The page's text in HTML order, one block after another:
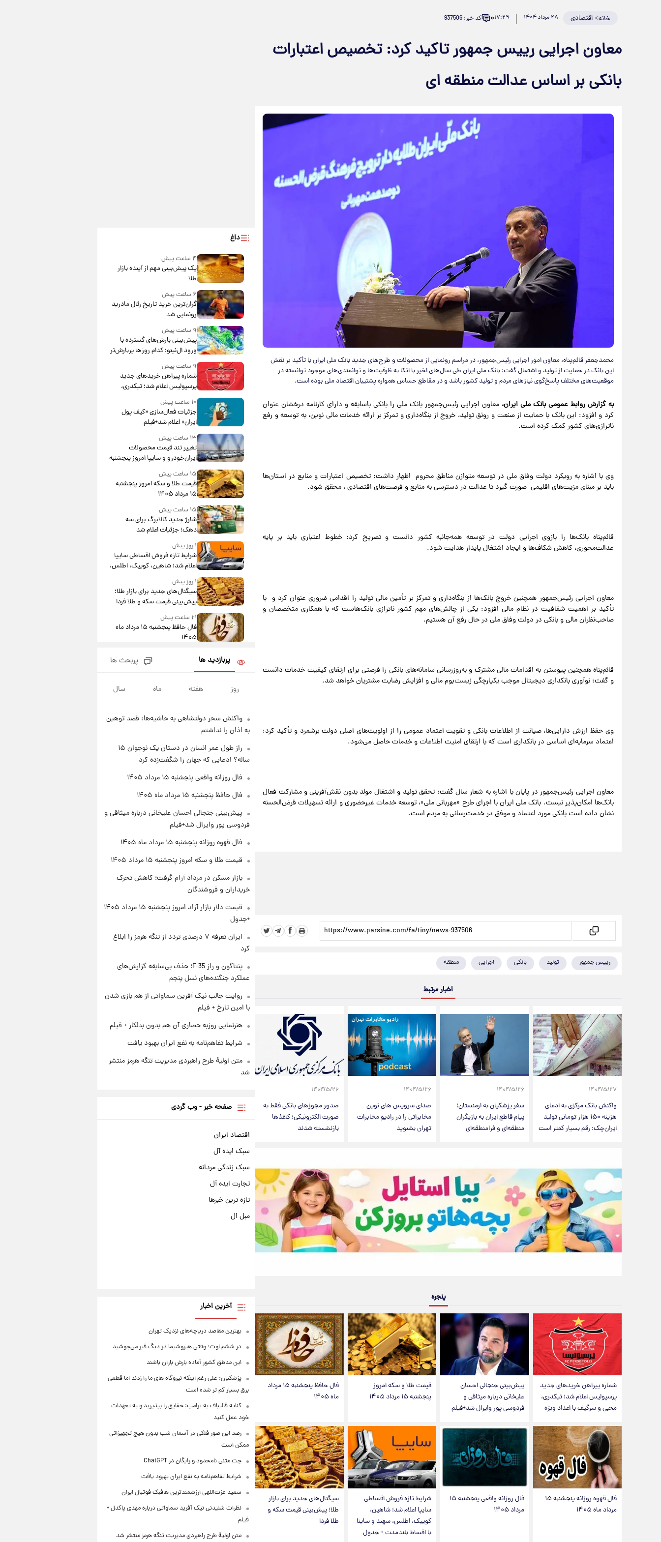
خانه>اقتصادی ۲۸ مرداد ۱۴۰۴ ۱۷:۲۹۰ کد خبر: 937506
معاون اجرایی رییس جمهور تاکید کرد: تخصیص اعتبارات
بانکی بر اساس عدالت منطقه ای
محمدجعفر قائم‌پناه، معاون امور اجرایی رئیس‌جمهور، در مراسم رونمایی از محصولات و طرح‌های جدید بانک ملی ایران با تأکید بر نقش
این بانک در حمایت از تولید و اشتغال گفت: بانک ملی ایران طی سال‌های اخیر با اتکا به ظرفیت‌ها و توانمندی‌های موجود توانسته در
موقعیت‌های مختلف پاسخ‌گوی نیازهای مردم و تولید کشور باشد و در مقاطع حساس همواره پشتیبان اقتصاد ملی بوده است.
به گزارش روابط عمومی بانک ملی ایران، معاون اجرایی رئیس‌جمهور بانک ملی را بانکی باسابقه و دارای کارنامه درخشان عنوان
کرد و افزود: این بانک با حمایت از صنعت و رونق تولید، خروج از بنگاه‌داری و تمرکز بر ارائه خدمات مالی نوین، به توسعه و رفع
ناترازی‌های کشور کمک کرده است.
وی با اشاره به رویکرد دولت وفاق ملی در توسعه متوازن مناطق محروم اظهار داشت: تخصیص اعتبارات و منابع در استان‌ها
باید بر مبنای مزیت‌های اقلیمی صورت گیرد تا عدالت در دسترسی به منابع و فرصت‌های اقتصادی ، محقق شود.
قائم‌پناه بانک‌ها را بازوی اجرایی دولت در توسعه همه‌جانبه کشور دانست و تصریح کرد: خطوط اعتباری باید بر پایه
عدالت‌محوری، کاهش شکاف‌ها و ایجاد اشتغال پایدار هدایت شود.
معاون اجرایی رئیس‌جمهور همچنین خروج بانک‌ها از بنگاه‌داری و تمرکز بر تأمین مالی تولید را اقدامی ضروری عنوان کرد و با
تأکید بر اهمیت شفافیت در نظام مالی افزود: یکی از چالش‌های مهم کشور ناترازی بانک‌هاست که با همکاری متخصصان و
صاحب‌نظران مالی و بانکی در دولت وفاق ملی در حال رفع آن هستیم.
قائم‌پناه همچنین پیوستن به اقدامات مالی مشترک و به‌روزرسانی سامانه‌های بانکی را فرصتی برای ارتقای کیفیت خدمات دانست
و گفت: نوآوری بانکداری دیجیتال موجب یکپارچگی زیست‌بوم مالی و افزایش رضایت مشتریان خواهد شد.
وی حفظ ارزش دارایی‌ها، صیانت از اطلاعات بانکی و تقویت اعتماد عمومی را از اولویت‌های اصلی دولت برشمرد و تأکید کرد:
اعتماد سرمایه‌ای اساسی در بانکداری است که با ارتقای امنیت اطلاعات و خدمات حاصل می‌شود.
معاون اجرایی رئیس‌جمهور در پایان با اشاره به شعار سال گفت: تحقق تولید و اشتغال مولد بدون نقش‌آفرینی و مشارکت فعال
بانک‌ها امکان‌پذیر نیست. بانک ملی ایران با اجرای طرح «مهربانی ملی»، توسعه خدمات غیرحضوری و ارائه تسهیلات قرض‌الحسنه
نشان داده است بانکی مورد اعتماد و موفق در خدمت‌رسانی به مردم است.
رییس جمهور تولید بانکی اجرایی منطقه
اخبار مرتبط
۱۴۰۴/۵/۲۷
واکنش بانک مرکزی به ادعای
هزینه ۱۵۰ هزار تومانی تولید
ایران‌چک: رقم بسیار کمتر است
۱۴۰۴/۵/۲۶
سفر پزشکیان به ارمنستان؛
پیام قاطع ایران به بازیگران
منطقه‌ای و فرامنطقه‌ای
۱۴۰۴/۵/۲۶
صدای سرویس های نوین
مخابراتی را در رادیو مخابرات
تهران بشنوید
۱۴۰۴/۵/۲۶
صدور مجوزهای بانکی فقط به
صورت الکترونیکی؛ کاغذها
بازنشسته شدند
پنجره
شماره پیراهن خریدهای جدید
پرسپولیس اعلام شد؛ تیکدری،
محبی و سرگیف با اعداد ویژه
پیش‌بینی جنجالی احسان
علیخانی درباره میثاقی و
فردوسی پور وایرال شد+فیلم
قیمت طلا و سکه امروز
پنجشنبه ۱۵ مرداد ۱۴۰۵
فال حافظ پنجشنبه ۱۵ مرداد
ماه ۱۴۰۵
فال قهوه روزانه پنجشنبه ۱۵
مرداد ماه ۱۴۰۵
فال روزانه واقعی پنجشنبه ۱۵
مرداد ۱۴۰۵
شرایط تازه فروش اقساطی
سایپا اعلام شد؛ شاهین،
کوییک، اطلس، سهند و ساینا
با اقساط بلندمدت + جدول
سیگنال‌های جدید برای بازار
طلا؛ پیش‌بینی قیمت سکه و
طلا فردا
داغ
۴ ساعت پیش
یک پیش‌بینی مهم از آینده بازار
طلا
۶ ساعت پیش
گران‌ترین خرید تاریخ رئال مادرید
رونمایی شد
۹ ساعت پیش
پیش‌بینی بارش‌های گسترده با
ورود ال‌نینو؛ کدام روزها پربارش‌تر
۹ ساعت پیش
شماره پیراهن خریدهای جدید
پرسپولیس اعلام شد؛ تیکدری،
محبی و سرگیف با اعداد ویژه
۱۰ ساعت پیش
جزئیات فعال‌سازی «کیف پول
ایران» اعلام شد+فیلم
۱۳ ساعت پیش
تغییر تند قیمت محصولات
ایران‌خودرو و سایپا امروز پنجشنبه
۱۵ مرداد ۱۴۰۵ +جدول
۱۵ ساعت پیش
قیمت طلا و سکه امروز پنجشنبه
۱۵ مرداد ۱۴۰۵
۱۵ ساعت پیش
شارژ جدید کالابرگ برای سه
دهک؛ جزئیات اعلام شد
۱ روز پیش
شرایط تازه فروش اقساطی سایپا
اعلام شد؛ شاهین، کوییک، اطلس،
سهند و ساینا با اقساط بلندمدت +
جدول۱ روز پیش
سیگنال‌های جدید برای بازار طلا؛
پیش‌بینی قیمت سکه و طلا فردا
۲۱ ساعت پیش
فال حافظ پنجشنبه ۱۵ مرداد ماه
۱۴۰۵
فال قهوه روزانه پنجشنبه ۱۵ مرداد
ماه ۱۴۰۵
۲۳ ساعت پیش
چهارشنبه ۱۴ مرداد + جدول
۱ روز پیش
تولید سایپا؛ نام خودرو، مبلغ پیش
پرداخت و زمان تحویل | سود
مشارکت چند درصد است؟
پربازدید ها پربحث ها
روز هفته ماه سال
واکنش سحر دولتشاهی به حاشیه‌ها: قصد توهین
به اذان را نداشتم
راز طول عمر انسان در دستان یک نوجوان ۱۵
ساله؟ ادعایی که جهان را شگفت‌زده کرد
فال روزانه واقعی پنجشنبه ۱۵ مرداد ۱۴۰۵
فال حافظ پنجشنبه ۱۵ مرداد ماه ۱۴۰۵
پیش‌بینی جنجالی احسان علیخانی درباره میثاقی و
فردوسی پور وایرال شد+فیلم
فال قهوه روزانه پنجشنبه ۱۵ مرداد ماه ۱۴۰۵
قیمت طلا و سکه امروز پنجشنبه ۱۵ مرداد ۱۴۰۵
بازار مسکن در مرداد آرام گرفت؛ کاهش تحرک
خریداران و فروشندگان
قیمت دلار بازار آزاد امروز پنجشنبه ۱۵ مرداد ۱۴۰۵
+جدول
ایران تعرفه ۷ درصدی تردد از تنگه هرمز را ابلاغ
کرد
پنتاگون و راز F-35؛ حذف بی‌سابقه گزارش‌های
عملکرد جنگنده‌های نسل پنجم
روایت جالب نیک آفرین سماواتی از هم بازی شدن
با امین تارخ + فیلم
هنرنمایی روزبه حصاری آن هم بدون بدلکار + فیلم
شرایط تفاهم‌نامه به نفع ایران بهبود یافت
متن اولیۀ طرح راهبردی مدیریت تنگه هرمز منتشر
شد
صفحه خبر - وب گردی
اقتصاد ایران
سبک ایده آل
سبک زندگی مردانه
تجارت ایده آل
تازه ترین خبرها
مبل ال
آخرین اخبار
بهترین مقاصد دریاچه‌های نزدیک تهران
در ششم اوت؛ وقتی هیروشیما در دیگ قیر می‌جوشید
این مناطق کشور آماده بارش باران باشند
پزشکیان: علی رغم اینکه نیروگاه های ما را زدند اما قطعی
برق بسیار کم تر شده است
کنایه قالیباف به ترامپ: حقایق را بپذیرید و به تعهدات
خود عمل کنید
رصد این صور فلکی در آسمان شب بدون هیچ تجهیزاتی
ممکن است
چت متنی نامحدود و رایگان در ChatGPT
شرایط تفاهم‌نامه به نفع ایران بهبود یافت
سعید عزت‌اللهی ارزشمندترین هافبک فوتبال ایران
نظرات شنیدنی نیک آفرید سماواتی درباره مهدی پاکدل +
فیلم
متن اولیۀ طرح راهبردی مدیریت تنگه هرمز منتشر شد